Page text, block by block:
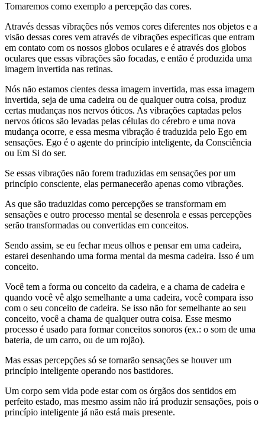
Tomaremos como exemplo a percepção das cores.
Através dessas vibrações nós vemos cores diferentes nos objetos e a
visão dessas cores vem através de vibrações especificas que entram
em contato com os nossos globos oculares e é através dos globos
oculares que essas vibrações são focadas, e então é produzida uma
imagem invertida nas retinas.
Nós não estamos cientes dessa imagem invertida, mas essa imagem
invertida, seja de uma cadeira ou de qualquer outra coisa, produz
certas mudanças nos nervos óticos. As vibrações captadas pelos
nervos óticos são levadas pelas células do cérebro e uma nova
mudança ocorre, e essa mesma vibração é traduzida pelo Ego em
sensações. Ego é o agente do princípio inteligente, da Consciência
ou Em Si do ser.
Se essas vibrações não forem traduzidas em sensações por um
princípio consciente, elas permanecerão apenas como vibrações.
As que são traduzidas como percepções se transformam em
sensações e outro processo mental se desenrola e essas percepções
serão transformadas ou convertidas em conceitos.
Sendo assim, se eu fechar meus olhos e pensar em uma cadeira,
estarei desenhando uma forma mental da mesma cadeira. Isso é um
conceito.
Você tem a forma ou conceito da cadeira, e a chama de cadeira e
quando você vê algo semelhante a uma cadeira, você compara isso
com o seu conceito de cadeira. Se isso não for semelhante ao seu
conceito, você a chama de qualquer outra coisa. Esse mesmo
processo é usado para formar conceitos sonoros (ex.: o som de uma
bateria, de um carro, ou de um rojão).
Mas essas percepções só se tornarão sensações se houver um
princípio inteligente operando nos bastidores.
Um corpo sem vida pode estar com os órgãos dos sentidos em
perfeito estado, mas mesmo assim não irá produzir sensações, pois o
princípio inteligente já não está mais presente.